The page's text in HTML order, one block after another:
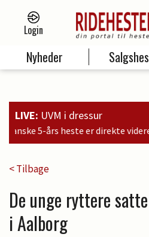
Login
Nyheder
LIVE: UVM i dressur
videre til finalen efter
< Tilbage
De unge ryttere
i Aalborg